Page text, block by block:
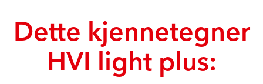
Dette kjennetegner
HVI light plus: